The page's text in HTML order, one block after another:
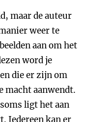
maar de auteur
weer te
aan om het
word je
die er zijn om
macht aanwendt.
ligt het aan
Iedereen kan er